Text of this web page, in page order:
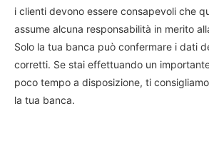
i clienti devono essere consapevoli che
assume alcuna responsabilità in merito
Solo la tua banca può confermare i dati
corretti. Se stai effettuando un
poco tempo a disposizione, ti
la tua banca.